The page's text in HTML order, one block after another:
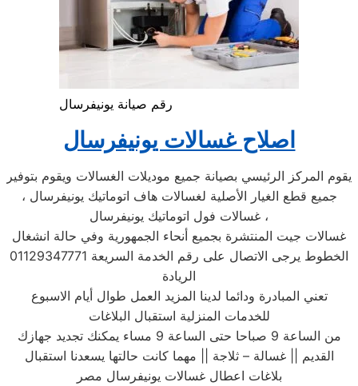
رقم صيانة يونيفرسال
اصلاح غسالات يونيفرسال
يقوم المركز الرئيسي بصيانة جميع موديلات الغسالات ويقوم بتوفير
جميع قطع الغيار الأصلية لغسالات هاف اتوماتيك يونيفرسال ،
غسالات فول اتوماتيك يونيفرسال ،
غسالات جيت المنتشرة بجميع أنحاء الجمهورية وفي حالة انشغال
الخطوط يرجى الاتصال على رقم الخدمة السريعة 01129347771
الريادة
تعني المبادرة ودائما لدينا المزيد العمل طوال أيام الاسبوع
للخدمات المنزلية استقبال البلاغات
من الساعة 9 صباحا حتى الساعة 9 مساء يمكنك تجديد جهازك
القديم || غسالة – ثلاجة || مهما كانت حالتها يسعدنا استقبال
بلاغات اعطال غسالات يونيفرسال مصر